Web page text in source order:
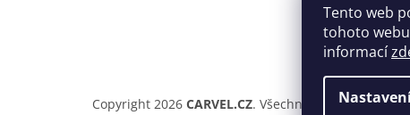
Tento web
tohoto
informací
Vrácení
ČLÁNKY
Copyright 2026 CARVEL.CZ. Všechna práva vyhrazena.